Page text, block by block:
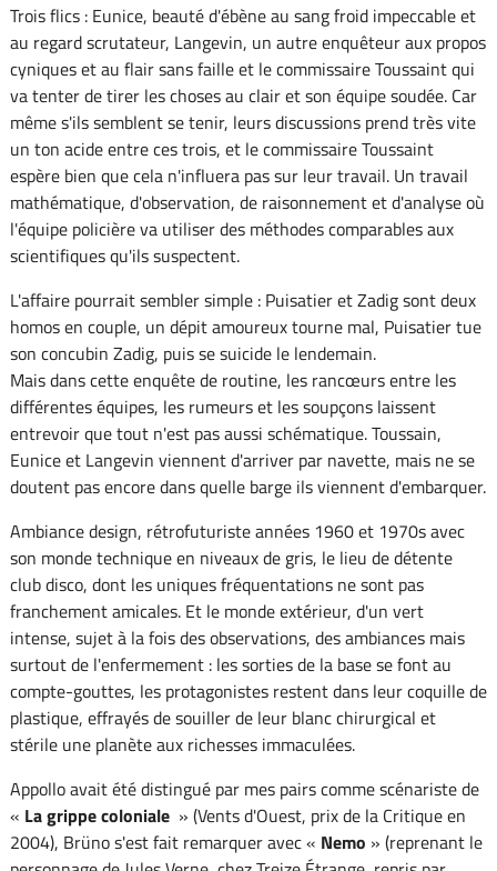
Trois flics : Eunice, beauté d'ébène au sang froid impeccable et
au regard scrutateur, Langevin, un autre enquêteur aux propos
cyniques et au flair sans faille et le commissaire Toussaint qui
va tenter de tirer les choses au clair et son équipe soudée. Car
même s'ils semblent se tenir, leurs discussions prend très vite
un ton acide entre ces trois, et le commissaire Toussaint
espère bien que cela n'influera pas sur leur travail. Un travail
mathématique, d'observation, de raisonnement et d'analyse où
l'équipe policière va utiliser des méthodes comparables aux
scientifiques qu'ils suspectent.
L'affaire pourrait sembler simple : Puisatier et Zadig sont deux
homos en couple, un dépit amoureux tourne mal, Puisatier tue
son concubin Zadig, puis se suicide le lendemain.
Mais dans cette enquête de routine, les rancœurs entre les
différentes équipes, les rumeurs et les soupçons laissent
entrevoir que tout n'est pas aussi schématique. Toussain,
Eunice et Langevin viennent d'arriver par navette, mais ne se
doutent pas encore dans quelle barge ils viennent d'embarquer.
Ambiance design, rétrofuturiste années 1960 et 1970s avec
son monde technique en niveaux de gris, le lieu de détente
club disco, dont les uniques fréquentations ne sont pas
franchement amicales. Et le monde extérieur, d'un vert
intense, sujet à la fois des observations, des ambiances mais
surtout de l'enfermement : les sorties de la base se font au
compte-gouttes, les protagonistes restent dans leur coquille de
plastique, effrayés de souiller de leur blanc chirurgical et
stérile une planète aux richesses immaculées.
Appollo avait été distingué par mes pairs comme scénariste de
« La grippe coloniale» (Vents d'Ouest, prix de la Critique en
2004), Brüno s'est fait remarquer avec « Nemo » (reprenant le